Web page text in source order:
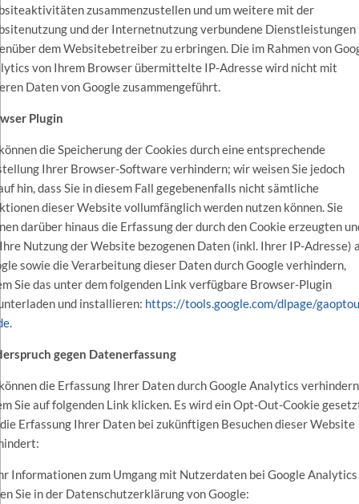
zusammenzustellen und um weitere mit der
und der Internetnutzung verbundene Dienstleistungen
dem Websitebetreiber zu erbringen. Die im Rahmen von
von Ihrem Browser übermittelte IP-Adresse wird nicht mit
Daten von Google zusammengeführt.
Plugin
die Speicherung der Cookies durch eine entsprechende
Ihrer Browser-Software verhindern; wir weisen Sie jedoch
hin, dass Sie in diesem Fall gegebenenfalls nicht sämtliche
dieser Website vollumfänglich werden nutzen können. Sie
darüber hinaus die Erfassung der durch den Cookie erzeugten
Nutzung der Website bezogenen Daten (inkl. Ihrer IP-Adresse)
sowie die Verarbeitung dieser Daten durch Google verhindern,
Sie das unter dem folgenden Link verfügbare Browser-Plugin
und installieren: https://tools.google.com/dlpage/
gegen Datenerfassung
die Erfassung Ihrer Daten durch Google Analytics
Sie auf folgenden Link klicken. Es wird ein Opt-Out-Cookie
Erfassung Ihrer Daten bei zukünftigen Besuchen dieser Website
Informationen zum Umgang mit Nutzerdaten bei Google Analytics
Sie in der Datenschutzerklärung von Google: